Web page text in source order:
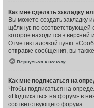
Как мне сделать закладку
Вы можете создать закладку
щёлкнув по соответствующей
которое находится в верхней
Отметив галочкой пункт
отправке сообщения, вы
Вернуться к началу
Как мне подписаться на
Чтобы подписаться на
«Подписаться на форум» в
соответствующего форума.